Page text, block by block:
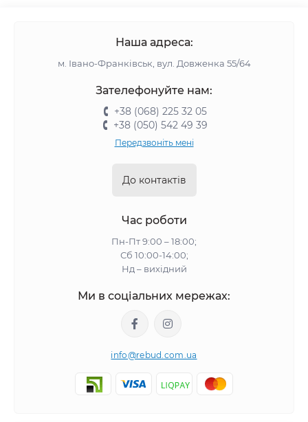
Наша адреса:
м. Івано-Франківськ, вул. Довженка 55/64
Зателефонуйте нам:
+38 (068) 225 32 05
+38 (050) 542 49 39
Передзвоніть мені
До контактів
Час роботи
Пн-Пт 9:00 – 18:00;
Сб 10:00-14:00;
Нд – вихідний
Ми в соціальних мережах:
info@rebud.com.ua